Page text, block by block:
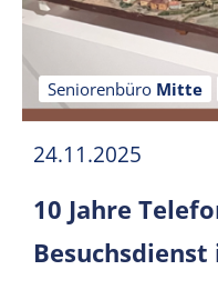
Seniorenbüro Mitte
24.11.2025
10 Jahre
Besuchsdienst